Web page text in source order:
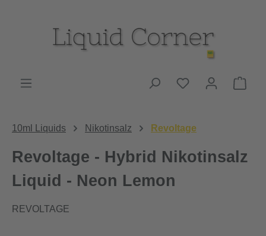
Du hast 0
10ml Liquids Nikotinsalz Revoltage
Revoltage - Hybrid Nikotinsalz
Liquid - Neon Lemon
REVOLTAGE